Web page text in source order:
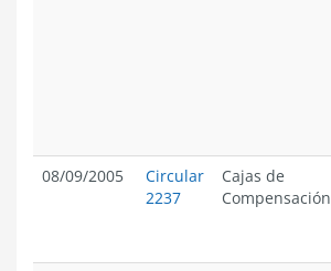
08/09/2005
Circular
2237
Cajas de
Compensación